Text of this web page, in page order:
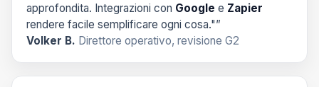
approfondita. Integrazioni con Google e Zapier
rendere facile semplificare ogni cosa."”
Volker B. Direttore operativo, revisione G2